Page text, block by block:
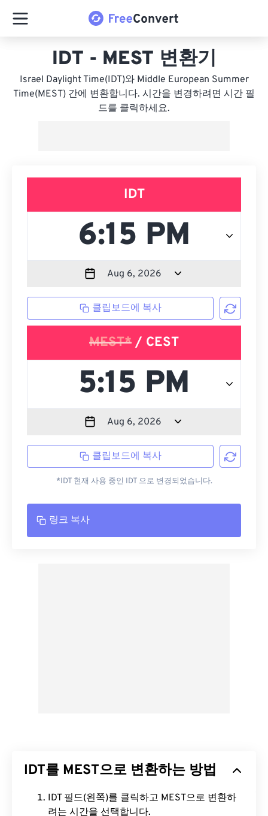
IDT - MEST 변환기
Israel Daylight Time(IDT)와 Middle European Summer
Time(MEST) 간에 변환합니다. 시간을 변경하려면 시간 필
드를 클릭하세요.
IDT
클립보드에 복사
MEST* / CEST
클립보드에 복사
*IDT 현재 사용 중인 IDT 으로 변경되었습니다.
링크 복사
IDT를 MEST으로 변환하는 방법
IDT 필드(왼쪽)를 클릭하고 MEST으로 변환하
려는 시간을 선택합니다.